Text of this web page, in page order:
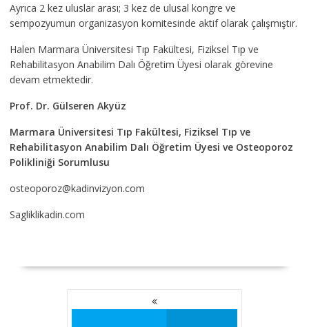
Ayrıca 2 kez uluslar arası; 3 kez de ulusal kongre ve
sempozyumun organizasyon komitesinde aktif olarak çalışmıştır.
Halen Marmara Üniversitesi Tıp Fakültesi, Fiziksel Tıp ve
Rehabilitasyon Anabilim Dalı Öğretim Üyesi olarak görevine
devam etmektedir.
Prof. Dr. Gülseren Akyüz
Marmara Üniversitesi Tıp Fakültesi, Fiziksel Tıp ve
Rehabilitasyon Anabilim Dalı Öğretim Üyesi ve Osteoporoz
Polikliniği Sorumlusu
osteoporoz@kadinvizyon.com
Sagliklikadin.com